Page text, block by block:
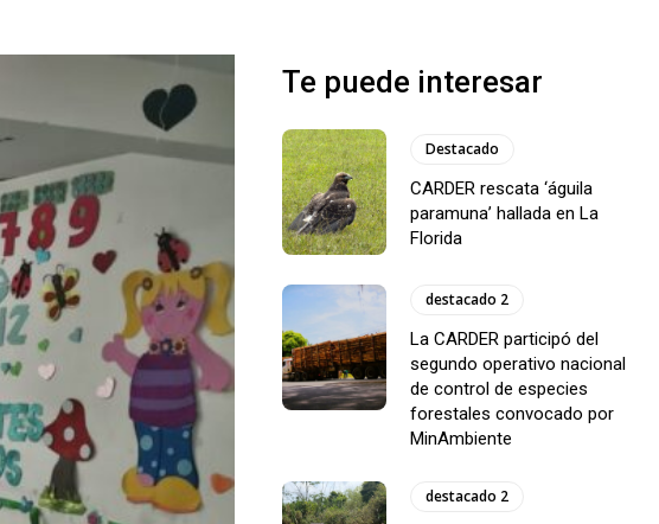
Te puede interesar
Destacado
CARDER rescata ‘águila
paramuna’ hallada en La
Florida
destacado 2
La CARDER participó del
segundo operativo nacional
de control de especies
forestales convocado por
MinAmbiente
destacado 2